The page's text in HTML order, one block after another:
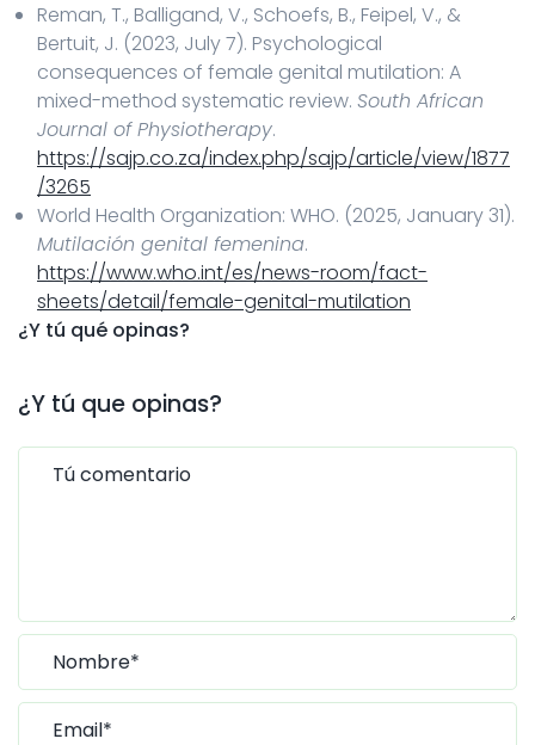
Reman, T., Balligand, V., Schoefs, B., Feipel, V., &
Bertuit, J. (2023, July 7). Psychological
consequences of female genital mutilation: A
mixed-method systematic review. South African
Journal of Physiotherapy.
https://sajp.co.za/index.php/sajp/article/view/1877
/3265
World Health Organization: WHO. (2025, January 31).
Mutilación genital femenina.
https://www.who.int/es/news-room/fact-
sheets/detail/female-genital-mutilation
¿Y tú qué opinas?
¿Y tú que opinas?